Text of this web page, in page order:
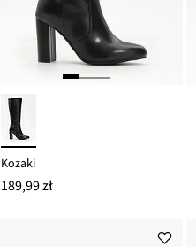
Kozaki
189,99 zł